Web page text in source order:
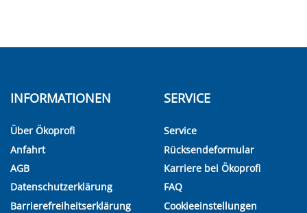
INFORMATIONEN
Über Ökoprofi
Anfahrt
AGB
Datenschutzerklärung
Barrierefreiheitserklärung
SERVICE
Service
Rücksendeformular
Karriere bei Ökoprofi
FAQ
Cookieeinstellungen